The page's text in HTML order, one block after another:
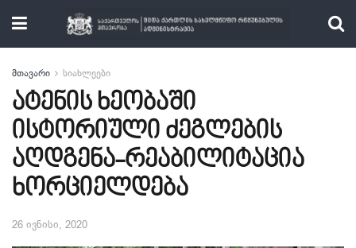
მთავარი სიახლეები
ატენის ხეობაში
ისტორიული ძეგლების
აღდგენა-რეაბილიტაცია
ხორციელდება
26 ივნისი, 2020